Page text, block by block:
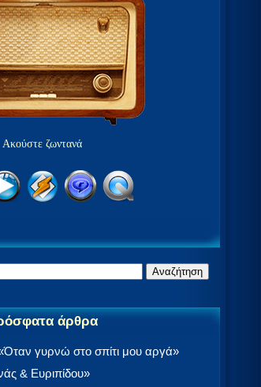
Ακούστε ζωντανά
άρθρα
γυρνώ στο σπίτι μου αργά»
& Ευριπίδου»